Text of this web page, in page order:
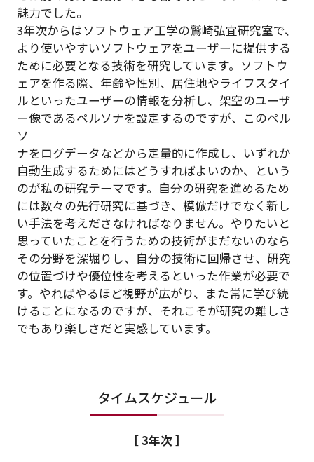
魅力でした。
3年次からはソフトウェア工学の鷲崎弘宜研究室で、
より使いやすいソフトウェアをユーザーに提供する
ために必要となる技術を研究しています。ソフトウ
ェアを作る際、年齢や性別、居住地やライフスタイ
ルといったユーザーの情報を分析し、架空のユーザ
ー像であるペルソナを設定するのですが、このペル
ソ
ナをログデータなどから定量的に作成し、いずれか
自動生成するためにはどうすればよいのか、という
のが私の研究テーマです。自分の研究を進めるため
には数々の先行研究に基づき、模倣だけでなく新し
い手法を考えださなければなりません。やりたいと
思っていたことを行うための技術がまだないのなら
その分野を深堀りし、自分の技術に回帰させ、研究
の位置づけや優位性を考えるといった作業が必要で
す。やればやるほど視野が広がり、また常に学び続
けることになるのですが、それこそが研究の難しさ
でもあり楽しさだと実感しています。
タイムスケジュール
［ 3年次 ］